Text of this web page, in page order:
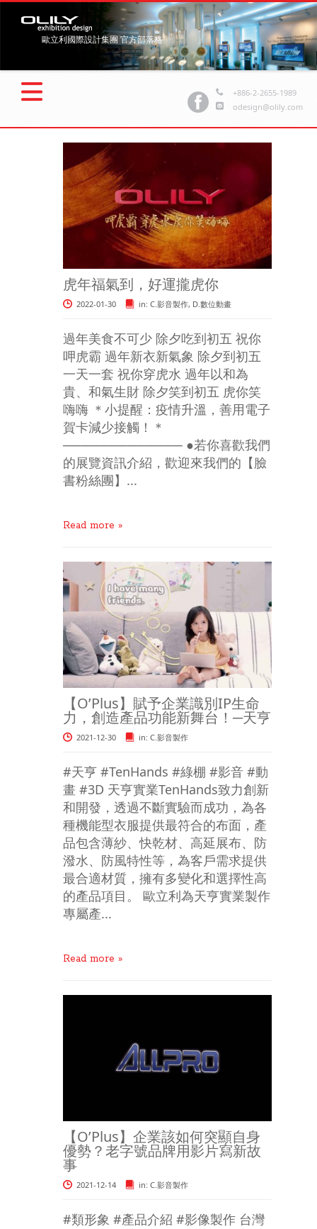
歐立利國際設計集團 官方部落格
+886-2-2655-1989
odesign@olily.com
虎年福氣到，好運攏虎你
2022-01-30 in: C.影音製作, D.數位動畫
過年美食不可少 除夕吃到初五 祝你
呷虎霸 過年新衣新氣象 除夕到初五
一天一套 祝你穿虎水 過年以和為
貴、和氣生財 除夕笑到初五 虎你笑
嗨嗨 ＊小提醒：疫情升溫，善用電子
賀卡減少接觸！＊
───────────── ●若你喜歡我們
的展覽資訊介紹，歡迎來我們的【臉
書粉絲團】...
Read more »
【O’Plus】賦予企業識別IP生命
力，創造產品功能新舞台！─天亨
2021-12-30 in: C.影音製作
#天亨 #TenHands #綠棚 #影音 #動
畫 #3D 天亨實業TenHands致力創新
和開發，透過不斷實驗而成功，為各
種機能型衣服提供最符合的布面，產
品包含薄紗、快乾材、高延展布、防
潑水、防風特性等，為客戶需求提供
最合適材質，擁有多變化和選擇性高
的產品項目。 歐立利為天亨實業製作
專屬產...
Read more »
【O’Plus】企業該如何突顯自身
優勢？老字號品牌用影片寫新故
事
2021-12-14 in: C.影音製作
#類形象 #產品介紹 #影像製作 台灣